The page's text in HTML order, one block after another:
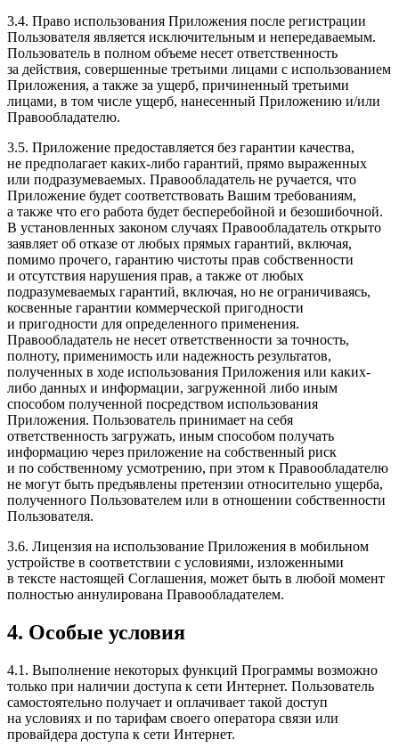
3.4. Право использования Приложения после регистрации
Пользователя является исключительным и непередаваемым.
Пользователь в полном объеме несет ответственность
за действия, совершенные третьими лицами с использованием
Приложения, а также за ущерб, причиненный третьими
лицами, в том числе ущерб, нанесенный Приложению и/или
Правообладателю.
3.5. Приложение предоставляется без гарантии качества,
не предполагает каких-либо гарантий, прямо выраженных
или подразумеваемых. Правообладатель не ручается, что
Приложение будет соответствовать Вашим требованиям,
а также что его работа будет бесперебойной и безошибочной.
В установленных законом случаях Правообладатель открыто
заявляет об отказе от любых прямых гарантий, включая,
помимо прочего, гарантию чистоты прав собственности
и отсутствия нарушения прав, а также от любых
подразумеваемых гарантий, включая, но не ограничиваясь,
косвенные гарантии коммерческой пригодности
и пригодности для определенного применения.
Правообладатель не несет ответственности за точность,
полноту, применимость или надежность результатов,
полученных в ходе использования Приложения или каких-
либо данных и информации, загруженной либо иным
способом полученной посредством использования
Приложения. Пользователь принимает на себя
ответственность загружать, иным способом получать
информацию через приложение на собственный риск
и по собственному усмотрению, при этом к Правообладателю
не могут быть предъявлены претензии относительно ущерба,
полученного Пользователем или в отношении собственности
Пользователя.
3.6. Лицензия на использование Приложения в мобильном
устройстве в соответствии с условиями, изложенными
в тексте настоящей Соглашения, может быть в любой момент
полностью аннулирована Правообладателем.
4. Особые условия
4.1. Выполнение некоторых функций Программы возможно
только при наличии доступа к сети Интернет. Пользователь
самостоятельно получает и оплачивает такой доступ
на условиях и по тарифам своего оператора связи или
провайдера доступа к сети Интернет.